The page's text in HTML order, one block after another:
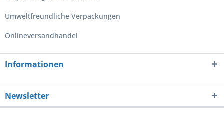
Umweltfreundliche Verpackungen
Onlineversandhandel
Informationen
Newsletter